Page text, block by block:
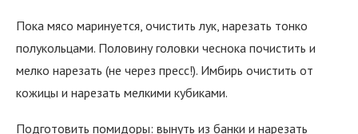
Пока мясо маринуется, очистить лук, нарезать тонко
полукольцами. Половину головки чеснока почистить и
мелко нарезать (не через пресс!). Имбирь очистить от
кожицы и нарезать мелкими кубиками.
Подготовить помидоры: вынуть из банки и нарезать